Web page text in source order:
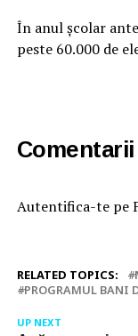
În anul şcolar
peste 60.000 de
Autentifica-te pe
RELATED TOPICS:
PROGRAMUL BANI
UP NEXT